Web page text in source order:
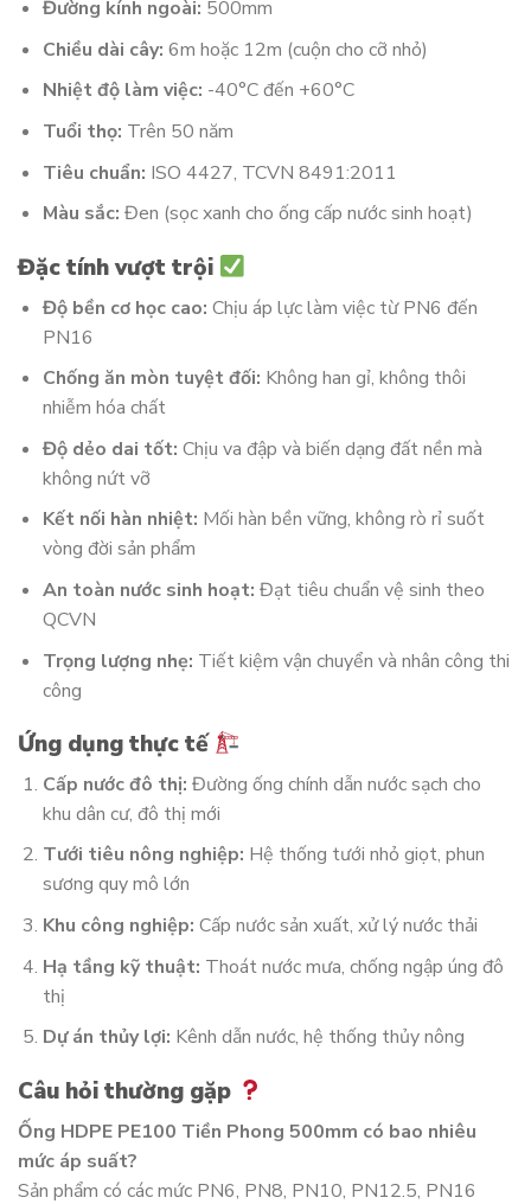
Đường kính ngoài: 500mm
Chiều dài cây: 6m hoặc 12m (cuộn cho cỡ nhỏ)
Nhiệt độ làm việc: -40°C đến +60°C
Tuổi thọ: Trên 50 năm
Tiêu chuẩn: ISO 4427, TCVN 8491:2011
Màu sắc: Đen (sọc xanh cho ống cấp nước sinh hoạt)
Đặc tính vượt trội
Độ bền cơ học cao: Chịu áp lực làm việc từ PN6 đến
PN16
Chống ăn mòn tuyệt đối: Không han gỉ, không thôi
nhiễm hóa chất
Độ dẻo dai tốt: Chịu va đập và biến dạng đất nền mà
không nứt vỡ
Kết nối hàn nhiệt: Mối hàn bền vững, không rò rỉ suốt
vòng đời sản phẩm
An toàn nước sinh hoạt: Đạt tiêu chuẩn vệ sinh theo
QCVN
Trọng lượng nhẹ: Tiết kiệm vận chuyển và nhân công thi
công
Ứng dụng thực tế
Cấp nước đô thị: Đường ống chính dẫn nước sạch cho
khu dân cư, đô thị mới
Tưới tiêu nông nghiệp: Hệ thống tưới nhỏ giọt, phun
sương quy mô lớn
Khu công nghiệp: Cấp nước sản xuất, xử lý nước thải
Hạ tầng kỹ thuật: Thoát nước mưa, chống ngập úng đô
thị
Dự án thủy lợi: Kênh dẫn nước, hệ thống thủy nông
Câu hỏi thường gặp
Ống HDPE PE100 Tiền Phong 500mm có bao nhiêu
mức áp suất?
Sản phẩm có các mức PN6, PN8, PN10, PN12.5, PN16